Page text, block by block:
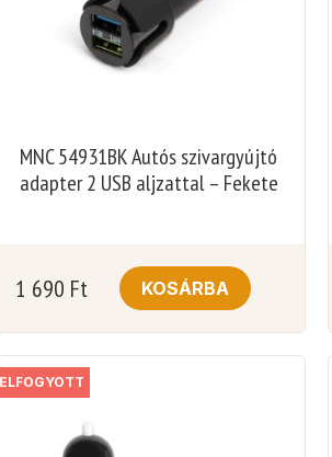
MNC 54931BK Autós szivargyújtó
adapter 2 USB aljzattal – Fekete
1 690 Ft KOSÁRBA
ELFOGYOTT